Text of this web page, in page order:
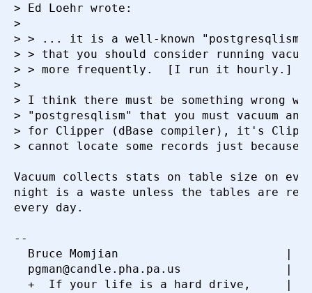
<maffew@physics.usyd.edu.au>
13:42:52
> Ed Loehr wrote:
>
> > ... it is a well-known "postgresqlism"
> > that you should consider running
> > more frequently.  [I run it hourly.]
>
> I think there must be something wrong
> "postgresqlism" that you must vacuum
> for Clipper (dBase compiler), it's
> cannot locate some records just because
Vacuum collects stats on table size on
night is a waste unless the tables are
every day.
--
Bruce Momjian                        |
pgman@candle.pha.pa.us               |
+  If your life is a hard drive,     |